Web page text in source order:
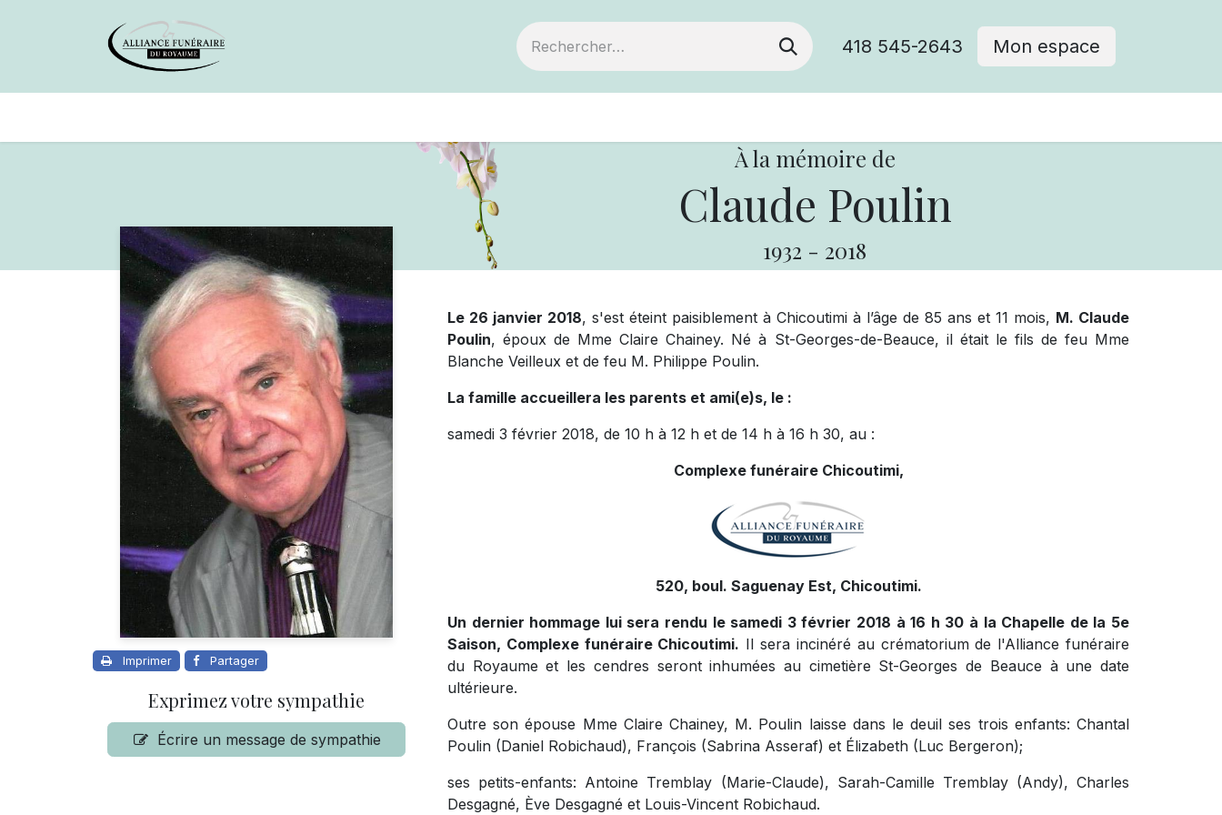
418 545-2643 Mon espace
À la mémoire de
Claude Poulin
1932 - 2018
Imprimer Partager
Exprimez votre sympathie
Écrire un message de sympathie
Le 26 janvier 2018, s'est éteint paisiblement à Chicoutimi à l’âge de 85 ans et 11 mois, M. Claude
Poulin, époux de Mme Claire Chainey. Né à St-Georges-de-Beauce, il était le fils de feu Mme
Blanche Veilleux et de feu M. Philippe Poulin.
La famille accueillera les parents et ami(e)s, le :
samedi 3 février 2018, de 10 h à 12 h et de 14 h à 16 h 30, au :
Complexe funéraire Chicoutimi,
520, boul. Saguenay Est, Chicoutimi.
Un dernier hommage lui sera rendu le samedi 3 février 2018 à 16 h 30 à la Chapelle de la 5e
Saison, Complexe funéraire Chicoutimi. Il sera incinéré au crématorium de l'Alliance funéraire
du Royaume et les cendres seront inhumées au cimetière St-Georges de Beauce à une date
ultérieure.
Outre son épouse Mme Claire Chainey, M. Poulin laisse dans le deuil ses trois enfants: Chantal
Poulin (Daniel Robichaud), François (Sabrina Asseraf) et Élizabeth (Luc Bergeron);
ses petits-enfants: Antoine Tremblay (Marie-Claude), Sarah-Camille Tremblay (Andy), Charles
Desgagné, Ève Desgagné et Louis-Vincent Robichaud.